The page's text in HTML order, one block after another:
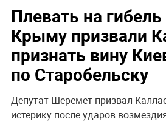
Плевать на
Крыму призвали
признать вину
по Старобельску
Депутат Шеремет призвал
истерику после ударов